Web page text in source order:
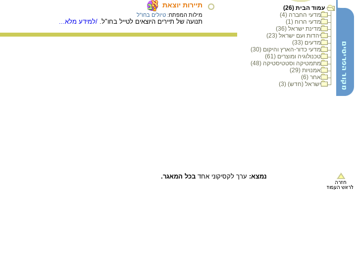
עמוד הבית (26)
מדעי החברה (4)
מדעי הרוח (1)
מדינת ישראל (36)
יהדות ועם ישראל (23)
מדעים (33)
מדעי כדור-הארץ והיקום (30)
טכנולוגיה ומוצרים (61)
מתמטיקה וסטטיסטיקה (48)
אמנויות (29)
אחר (6)
ישראל (חדש) (3)
תיירות יוצאת
מילות המפתח: טיולים בחו"ל
תנועה של תיירים היוצאים לטייל בחו"ל. /למידע מלא...
נמצא: ערך לקסיקוני אחד בכל המאגר.